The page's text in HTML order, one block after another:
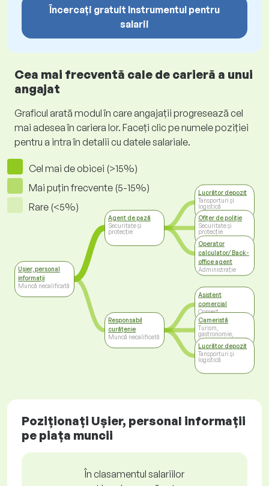
Încercați gratuit Instrumentul pentru
salarii
Cea mai frecventă cale de carieră a unui
angajat
Graficul arată modul în care angajații progresează cel
mai adesea în cariera lor. Faceți clic pe numele poziției
pentru a intra în detalii cu datele salariale.
Cel mai de obicei (>15%)
Mai puțin frecvente (5-15%)
Rare (<5%)
Ușier, personal
informații
Muncă necalificată
Agent de pază
Securitate și
protecție
Responsabil
curățenie
Muncă necalificată
Lucrător depozit
Tansporturi și
logistică
Ofițer de poliție
Securitate și
protecție
Operator
calculator/ Back-
office agent
Administrație
Asistent
comercial
Comerț
Cameristă
Turism,
gastronomie,
industria hotelieră
Lucrător depozit
Tansporturi și
logistică
Poziționați Ușier, personal informații
pe piața muncii
În clasamentul salariilor